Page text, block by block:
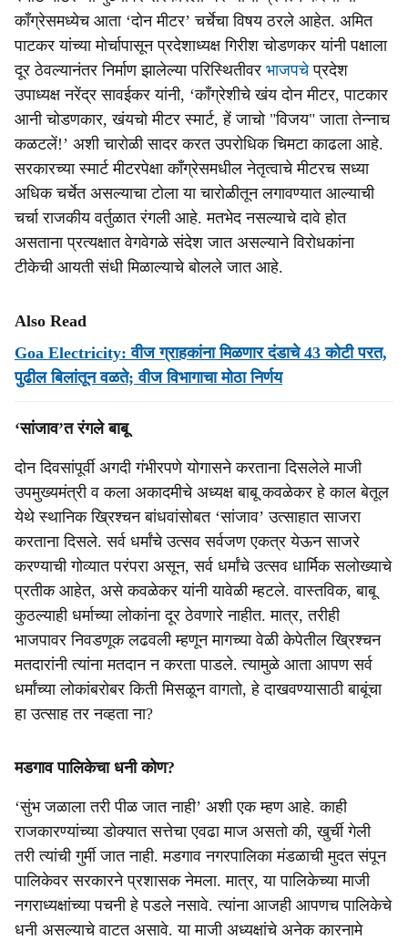
काँग्रेसमध्येच आता ‘दोन मीटर’ चर्चेचा विषय ठरले आहेत. अमित
पाटकर यांच्या मोर्चापासून प्रदेशाध्यक्ष गिरीश चोडणकर यांनी पक्षाला
दूर ठेवल्यानंतर निर्माण झालेल्या परिस्थितीवर भाजपचेप्रदेश
उपाध्यक्ष नरेंद्र सावईकर यांनी, ‘कॉंग्रेशीचे खंय दोन मीटर, पाटकार
आनी चोडणकार, खंयचो मीटर स्मार्ट, हें जाचो "विजय" जाता तेन्नाच
कळटलें!’ अशी चारोळी सादर करत उपरोधिक चिमटा काढला आहे.
सरकारच्या स्मार्ट मीटरपेक्षा काँग्रेसमधील नेतृत्वाचे मीटरच सध्या
अधिक चर्चेत असल्याचा टोला या चारोळीतून लगावण्यात आल्याची
चर्चा राजकीय वर्तुळात रंगली आहे. मतभेद नसल्याचे दावे होत
असताना प्रत्यक्षात वेगवेगळे संदेश जात असल्याने विरोधकांना
टीकेची आयती संधी मिळाल्याचे बोलले जात आहे.
Also Read
Goa Electricity: वीज ग्राहकांना मिळणार दंडाचे 43 कोटी परत,
पुढील बिलांतून वळते; वीज विभागाचा मोठा निर्णय
‘सांजाव’त रंगले बाबू
दोन दिवसांपूर्वी अगदी गंभीरपणे योगासने करताना दिसलेले माजी
उपमुख्यमंत्री व कला अकादमीचे अध्यक्ष बाबू कवळेकर हे काल बेतूल
येथे स्थानिक ख्रिश्चन बांधवांसोबत ‘सांजाव’ उत्साहात साजरा
करताना दिसले. सर्व धर्मांचे उत्सव सर्वजण एकत्र येऊन साजरे
करण्याची गोव्यात परंपरा असून, सर्व धर्मांचे उत्सव धार्मिक सलोख्याचे
प्रतीक आहेत, असे कवळेकर यांनी यावेळी म्हटले. वास्तविक, बाबू
कुठल्याही धर्माच्या लोकांना दूर ठेवणारे नाहीत. मात्र, तरीही
भाजपावर निवडणूक लढवली म्हणून मागच्या वेळी केपेतील ख्रिश्चन
मतदारांनी त्यांना मतदान न करता पाडले. त्यामुळे आता आपण सर्व
धर्मांच्या लोकांबरोबर किती मिसळून वागतो, हे दाखवण्यासाठी बाबूंचा
हा उत्साह तर नव्हता ना?
मडगाव पालिकेचा धनी कोण?
‘सुंभ जळाला तरी पीळ जात नाही’ अशी एक म्हण आहे. काही
राजकारण्यांच्या डोक्यात सत्तेचा एवढा माज असतो की, खुर्ची गेली
तरी त्यांची गुर्मी जात नाही. मडगाव नगरपालिका मंडळाची मुदत संपून
पालिकेवर सरकारने प्रशासक नेमला. मात्र, या पालिकेच्या माजी
नगराध्यक्षांच्या पचनी हे पडले नसावे. त्यांना आजही आपणच पालिकेचे
धनी असल्याचे वाटत असावे. या माजी अध्यक्षांचे अनेक कारनामे